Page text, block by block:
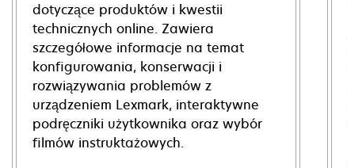
dotyczące produktów i kwestii
technicznych online. Zawiera
szczegółowe informacje na temat
konfigurowania, konserwacji i
rozwiązywania problemów z
urządzeniem Lexmark, interaktywne
podręczniki użytkownika oraz wybór
filmów instruktażowych.